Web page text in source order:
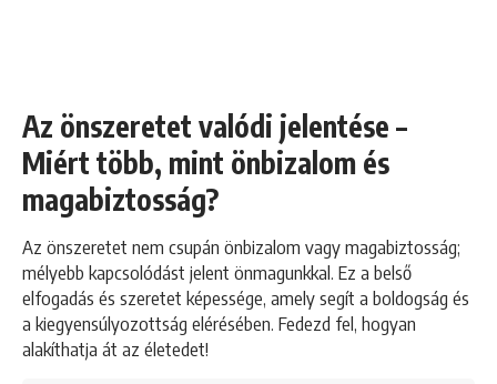
Az önszeretet valódi jelentése –
Miért több, mint önbizalom és
magabiztosság?
Az önszeretet nem csupán önbizalom vagy magabiztosság;
mélyebb kapcsolódást jelent önmagunkkal. Ez a belső
elfogadás és szeretet képessége, amely segít a boldogság és
a kiegyensúlyozottság elérésében. Fedezd fel, hogyan
alakíthatja át az életedet!